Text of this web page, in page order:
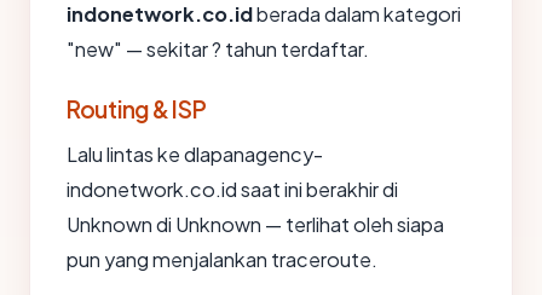
indonetwork.co.idberada dalam kategori
"new" — sekitar ? tahun terdaftar.
Routing & ISP
Lalu lintas ke dlapanagency-
indonetwork.co.id saat ini berakhir di
Unknown di Unknown — terlihat oleh siapa
pun yang menjalankan traceroute.